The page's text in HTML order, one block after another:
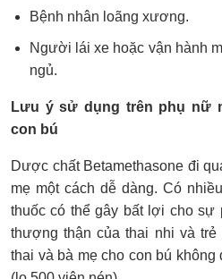
Bệnh nhân loãng xương.
Người lái xe hoặc vận hành
ngủ.
Lưu ý sử dụng trên phụ nữ
con bú
Dược chất Betamethasone đi
mẹ một cách dễ dàng. Có
thuốc có thể gây bất lợi cho sự
thượng thận của thai nhi và
thai và bà mẹ cho con bú